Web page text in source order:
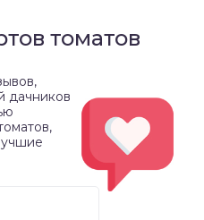
томатов
дачников